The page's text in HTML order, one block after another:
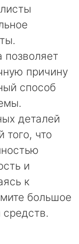
позволяет
причину
способ
деталей
того, что
и
к
большое